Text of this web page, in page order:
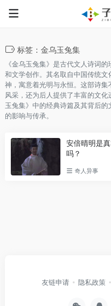
标签：金乌玉兔集
《金乌玉兔集》是古代文人诗词
和文学创作。其名取自中国传统文
神，寓意着光明与永恒。这部诗
风采，还为后人提供了丰富的文
玉兔集》中的经典诗篇及其背后
的影响与传承。
安倍晴明是
吗？
奇人异事
友链申请 隐私政策